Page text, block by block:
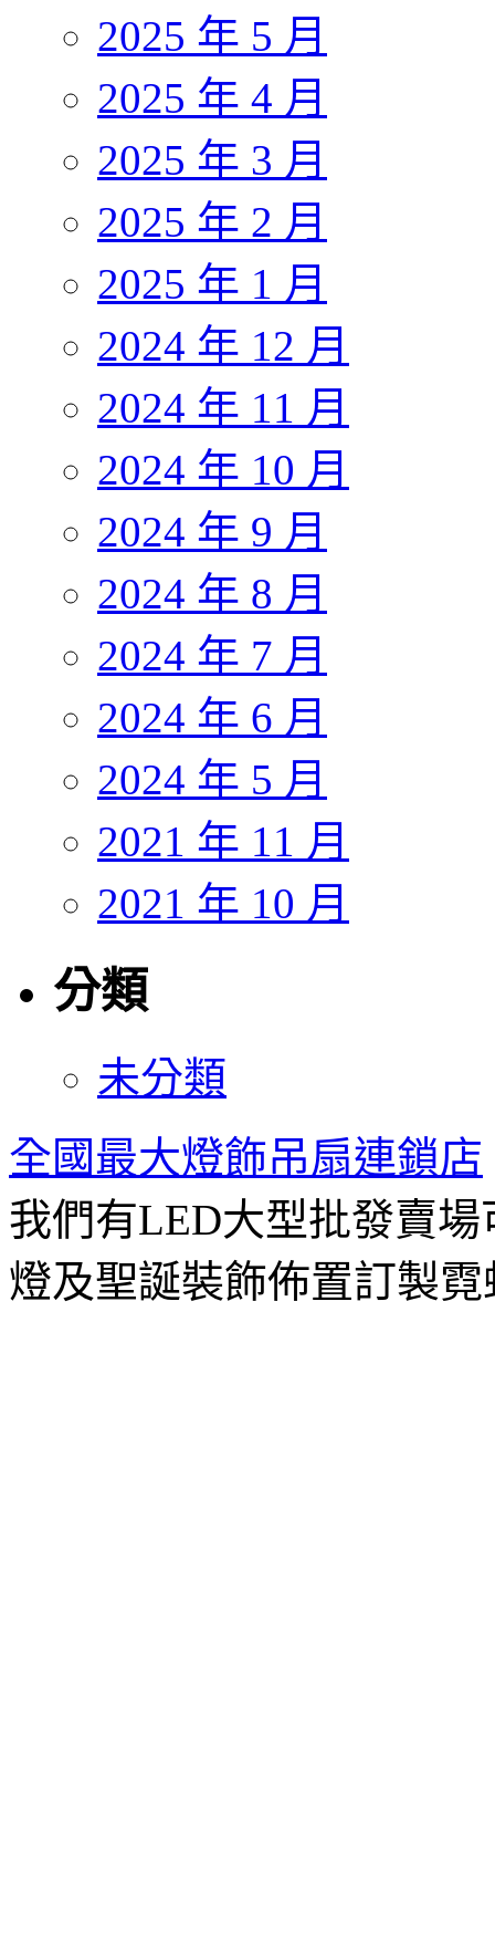
2025 年 5 月
2025 年 4 月
2025 年 3 月
2025 年 2 月
2025 年 1 月
2024 年 12 月
2024 年 11 月
2024 年 10 月
2024 年 9 月
2024 年 8 月
2024 年 7 月
2024 年 6 月
2024 年 5 月
2021 年 11 月
2021 年 10 月
分類
未分類
全國最大燈飾吊扇連鎖店
我們有LED大型批發賣
燈及聖誕裝飾佈置訂製